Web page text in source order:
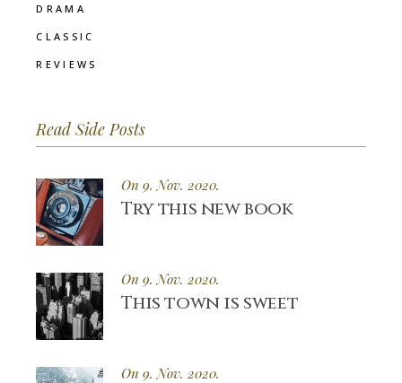
DRAMA
CLASSIC
REVIEWS
Read Side Posts
On 9. Nov. 2020.
Try this new book
On 9. Nov. 2020.
This town is sweet
On 9. Nov. 2020.